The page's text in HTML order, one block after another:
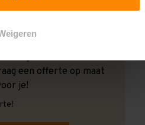
aan ons over wilt
een offerte op maat
je!